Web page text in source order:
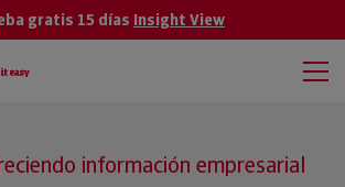
gratis 15 días Insight View
información empresarial